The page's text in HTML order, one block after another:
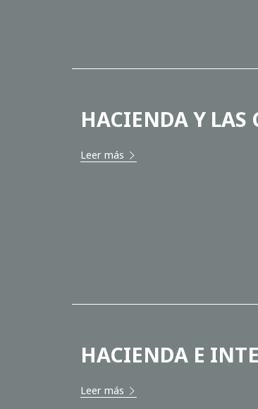
HACIENDA Y LAS
Leer más
HACIENDA E
Leer más